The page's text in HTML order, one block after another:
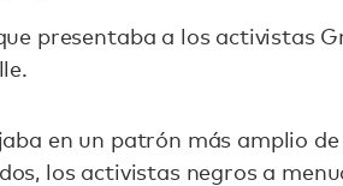
presentaba a los activistas
en un patrón más amplio
los activistas negros a